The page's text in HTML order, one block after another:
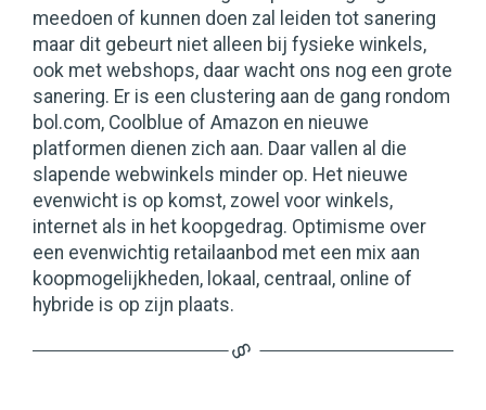
meedoen of kunnen doen zal leiden tot sanering
maar dit gebeurt niet alleen bij fysieke winkels,
ook met webshops, daar wacht ons nog een grote
sanering. Er is een clustering aan de gang rondom
bol.com, Coolblue of Amazon en nieuwe
platformen dienen zich aan. Daar vallen al die
slapende webwinkels minder op. Het nieuwe
evenwicht is op komst, zowel voor winkels,
internet als in het koopgedrag. Optimisme over
een evenwichtig retailaanbod met een mix aan
koopmogelijkheden, lokaal, centraal, online of
hybride is op zijn plaats.